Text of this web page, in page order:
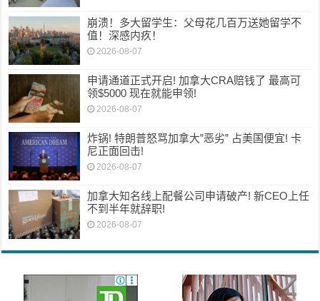
崩溃！多大留学生：父母花几百万送她留学不
值！深感内疚！
2026-08-07
申请通道正式开启! 加拿大CRA赔钱了 最高可
领$5000 现在就能申领!
2026-08-07
炸锅! 特朗普怒骂加拿大”恶劣” 占美国便宜! 卡
尼正面回击!
2026-08-07
加拿大知名线上配餐公司申请破产! 新CEO上任
不到半年就辞职!
2026-08-07